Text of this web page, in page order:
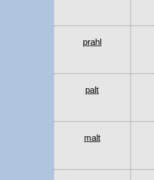
prahl
palt
malt